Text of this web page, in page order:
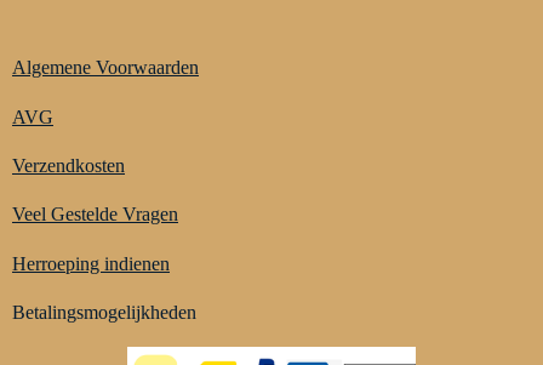
Algemene Voorwaarden
AVG
Verzendkosten
Veel Gestelde Vragen
Herroeping indienen
Betalingsmogelijkheden